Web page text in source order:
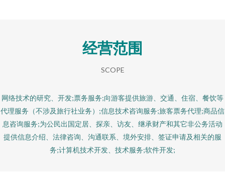
经营范围
SCOPE
网络技术的研究、开发;票务服务;向游客提供旅游、交通、住宿、餐饮等
代理服务（不涉及旅行社业务）;信息技术咨询服务;旅客票务代理;商品信
息咨询服务;为公民出国定居、探亲、访友、继承财产和其它非公务活动
提供信息介绍、法律咨询、沟通联系、境外安排、签证申请及相关的服
务;计算机技术开发、技术服务;软件开发;